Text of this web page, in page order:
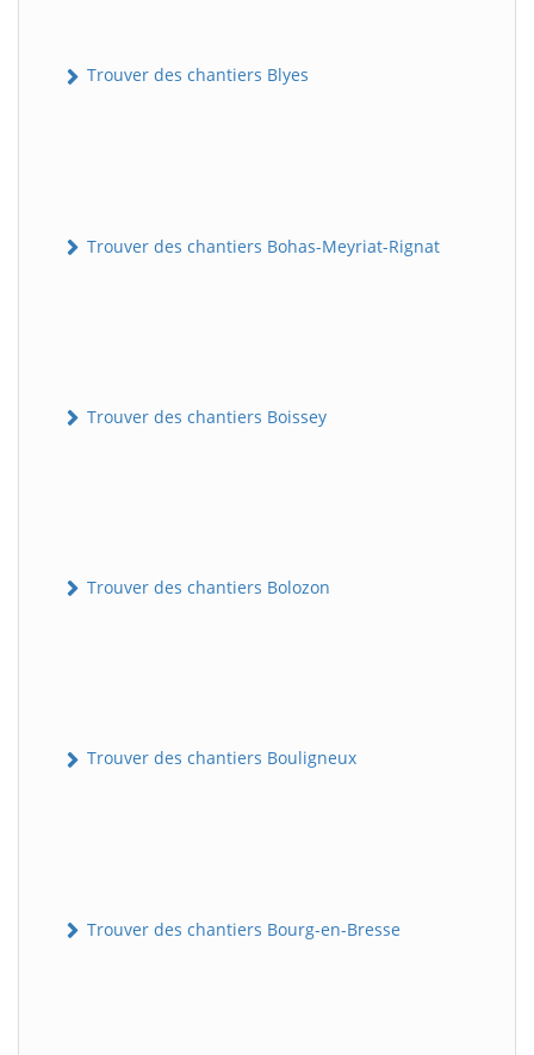
Trouver des chantiers Blyes
Trouver des chantiers Bohas-Meyriat-Rignat
Trouver des chantiers Boissey
Trouver des chantiers Bolozon
Trouver des chantiers Bouligneux
Trouver des chantiers Bourg-en-Bresse